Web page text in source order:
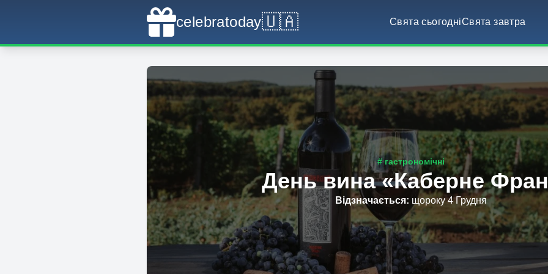
celebratoday🇺🇦 Свята сьогодніСвята завтра
# гастрономічні
День вина «Каберне
Відзначається: щороку 4 Грудня